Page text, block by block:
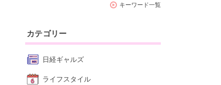
キーワード一覧
カテゴリー
日経ギャルズ
ライフスタイル